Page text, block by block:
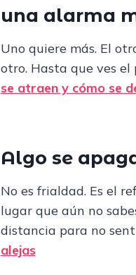
una alarma
Uno quiere más. El
otro. Hasta que ves el
se atraen y cómo se
Algo se
No es frialdad. Es el
lugar que aún no
distancia para no
alejas